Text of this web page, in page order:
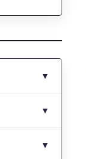
▼
▼
▼